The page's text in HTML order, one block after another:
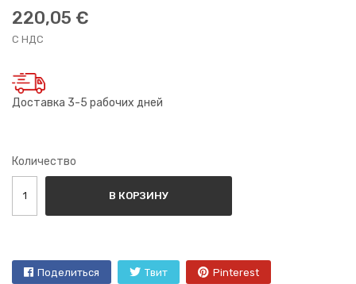
220,05 €
С НДС
Доставка 3-5 рабочих дней
Количество
В КОРЗИНУ
Поделиться Твит Pinterest